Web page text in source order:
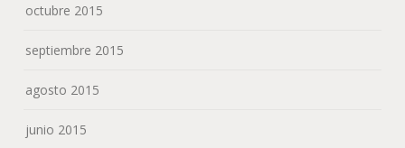
octubre 2015
septiembre 2015
agosto 2015
junio 2015